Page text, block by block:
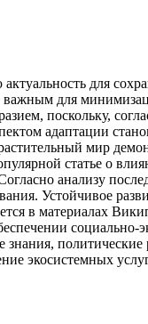
для
для
поскольку,
адаптации
мир
статье о
анализу
Устойчивое
в материалах
экосистемных